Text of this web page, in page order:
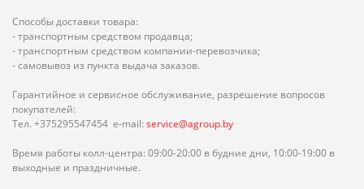
Способы доставки товара:
- транспортным средством продавца;
- транспортным средством компании-перевозчика;
- самовывоз из пункта выдача заказов.
Гарантийное и сервисное обслуживание, разрешение вопросов
покупателей:
Тел. +375295547454 e-mail: service@agroup.by
Время работы колл-центра: 09:00-20:00 в будние дни, 10:00-19:00 в
выходные и праздничные.